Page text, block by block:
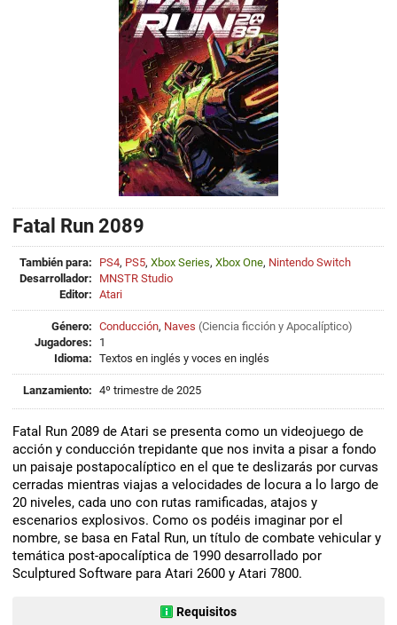
Fatal Run 2089
También para: PS4, PS5, Xbox Series, Xbox One, Nintendo Switch
Desarrollador:
MNSTR Studio
Editor: Atari
Género: Conducción, Naves (Ciencia ficción y Apocalíptico)
Jugadores:
1
Idioma: Textos en inglés y voces en inglés
Lanzamiento: 4º trimestre de 2025
Fatal Run 2089 de Atari se presenta como un videojuego de
acción y conducción trepidante que nos invita a pisar a fondo
un paisaje postapocalíptico en el que te deslizarás por curvas
cerradas mientras viajas a velocidades de locura a lo largo de
20 niveles, cada uno con rutas ramificadas, atajos y
escenarios explosivos. Como os podéis imaginar por el
nombre, se basa en Fatal Run, un título de combate vehicular y
temática post-apocalíptica de 1990 desarrollado por
Sculptured Software para Atari 2600 y Atari 7800.
Requisitos